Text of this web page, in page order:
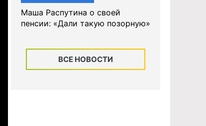
Маша Распутина о своей
пенсии: «Дали такую позорную»
ВСЕ НОВОСТИ